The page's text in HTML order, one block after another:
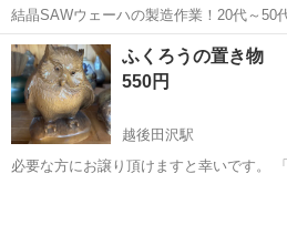
結晶SAWウェーハの製造作業！20代～50
120日＆土日祝休み！クリーンルーム内で
◎正社員登用制度あり！マイカー通勤可！
人気の工場のお仕事 ◇結晶...
山梨 国母駅 その他
ふくろうの置き物
550円
越後田沢駅
必要な方にお譲り頂けますと幸いです。